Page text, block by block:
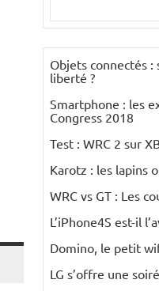
Objets connectés
liberté ?
Smartphone : les
Congress 2018
Test : WRC 2 sur
Karotz : les lapins
WRC vs GT : Les
L’iPhone4S est-il
Domino, le petit
LG s’offre une